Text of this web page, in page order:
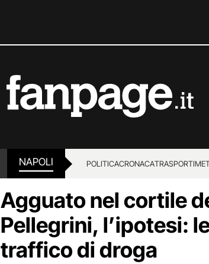
NAPOLI POLITICACRONACATRASPORTI
Agguato nel cortile
Pellegrini, l’ipotesi:
traffico di droga